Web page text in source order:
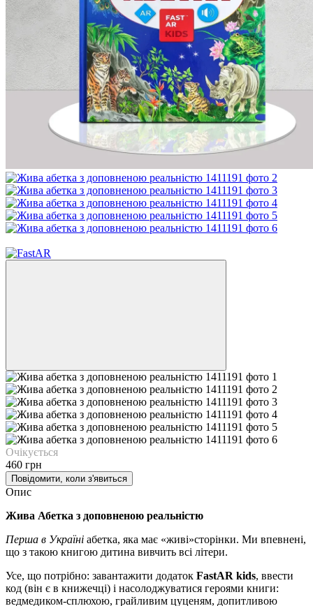
Очікується
460 грн
Повідомити, коли з'явиться
Опис
Жива Абетка з доповненою реальністю
Перша в Україні абетка, яка має «живі»сторінки. Ми впевнені,
що з такою книгою дитина вивчить всі літери.
Усе, що потрібно: завантажити додаток FastAR kids, ввести
код (він є в книжечці) і насолоджуватися героями книги:
ведмедиком-сплюхою, грайливим цуценям, допитливою